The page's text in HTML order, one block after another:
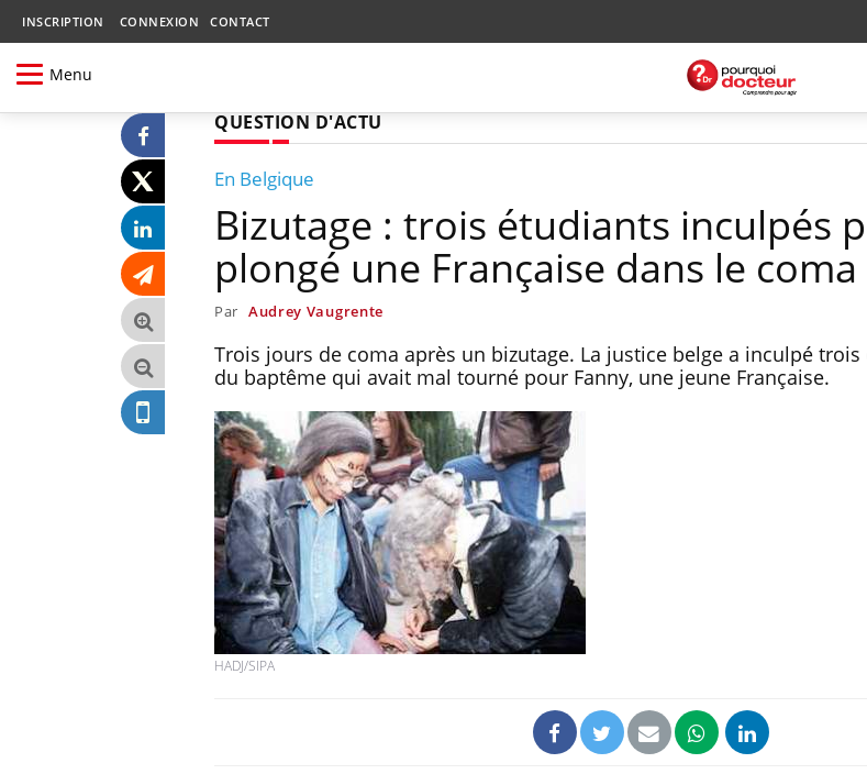
INSCRIPTION CONNEXION CONTACT
Menu
QUESTION D'ACTU
En Belgique
Bizutage : trois étudiants inculpés
plongé une Française dans le coma
Par Audrey Vaugrente
Trois jours de coma après un bizutage. La justice belge a inculpé
du baptême qui avait mal tourné pour Fanny, une jeune Française.
HADJ/SIPA
Comment éviter une otite
pendant les vacances ?